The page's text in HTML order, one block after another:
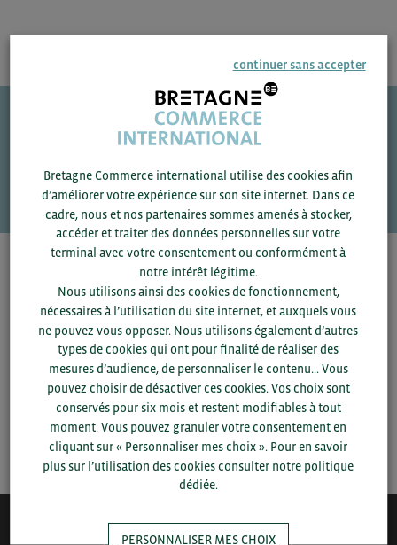
Une question ?
VOS CONTACTS
Pour voir les contacts, merci de renseigner votre
département et votre secteurou connectez-vous.
SAUVEGARDER
continuer sans accepter
Bretagne Commerce international utilise des cookies afin
d’améliorer votre expérience sur son site internet. Dans ce
cadre, nous et nos partenaires sommes amenés à stocker,
accéder et traiter des données personnelles sur votre
terminal avec votre consentement ou conformément à
notre intérêt légitime.
Nous utilisons ainsi des cookies de fonctionnement,
nécessaires à l’utilisation du site internet, et auxquels vous
ne pouvez vous opposer. Nous utilisons également d’autres
types de cookies qui ont pour finalité de réaliser des
mesures d’audience, de personnaliser le contenu... Vous
pouvez choisir de désactiver ces cookies. Vos choix sont
conservés pour six mois et restent modifiables à tout
moment. Vous pouvez granuler votre consentement en
cliquant sur « Personnaliser mes choix ». Pour en savoir
plus sur l’utilisation des cookies consulter notre politique
dédiée.
PERSONNALISER MES CHOIX